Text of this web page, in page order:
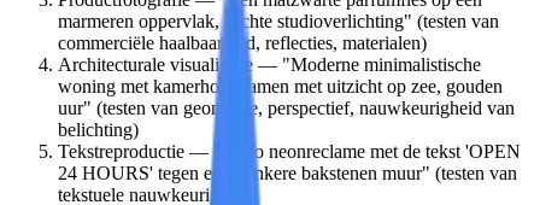
marmeren oppervlak, zachte studioverlichting" (testen van
commerciële haalbaarheid, reflecties, materialen)
Architecturale visualisatie — "Moderne minimalistische
woning met kamerhoge ramen met uitzicht op zee, gouden
uur" (testen van geometrie, perspectief, nauwkeurigheid van
belichting)
Tekstreproductie — "Retro neonreclame met de tekst 'OPEN
24 HOURS' tegen een donkere bakstenen muur" (testen van
tekstuele nauwkeurigheid)